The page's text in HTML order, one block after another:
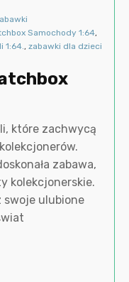
Samochody 1:64,
1:64., zabawki dla dzieci
które zachwycą
zabawa,
kolekcjonerskie.
swoje ulubione